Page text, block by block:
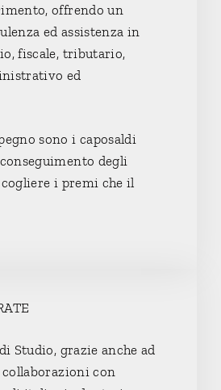
offrendo un
ed assistenza in
fiscale, tributario,
ed
sono i caposaldi
degli
i premi che il
Studio, grazie anche ad
con